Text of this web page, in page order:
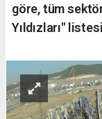
göre, tüm
Yıldızları"